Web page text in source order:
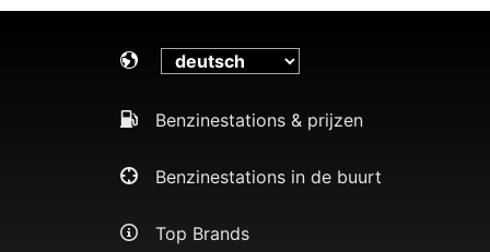
Benzinestations & prijzen
Benzinestations in de buurt
Top Brands